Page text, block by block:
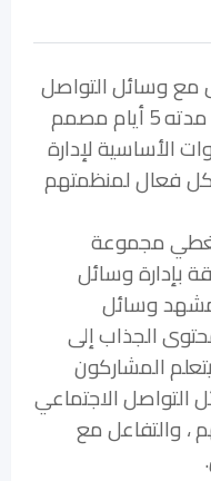
مع وسائل التواصل
الاجتماعي للمديرين هي برنامج مدته 5 أيام مصمم
الأساسية لإدارة
فعال لمنظمتهم
مجموعة
بإدارة وسائل
وسائل
الجذاب إلى
المشاركون
التواصل الاجتماعي
، والتفاعل مع